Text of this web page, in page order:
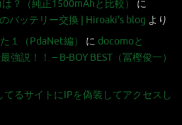
？（純正1500mAhと比較）
に
バッテリー交換 | Hiroaki's blog より
１（PdaNet編）
に docomoと
説！！ – B-BOY BEST（冨樫俊一）
るサイトにIPを偽装してアクセスし